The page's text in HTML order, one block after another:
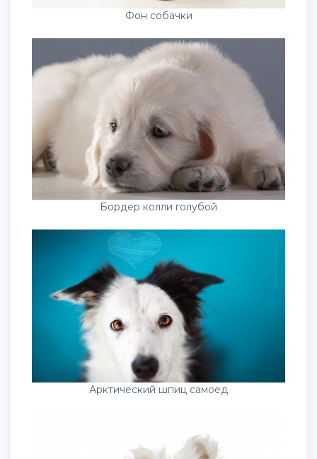
Фон собачки
Бордер колли голубой
Арктический шпиц самоед